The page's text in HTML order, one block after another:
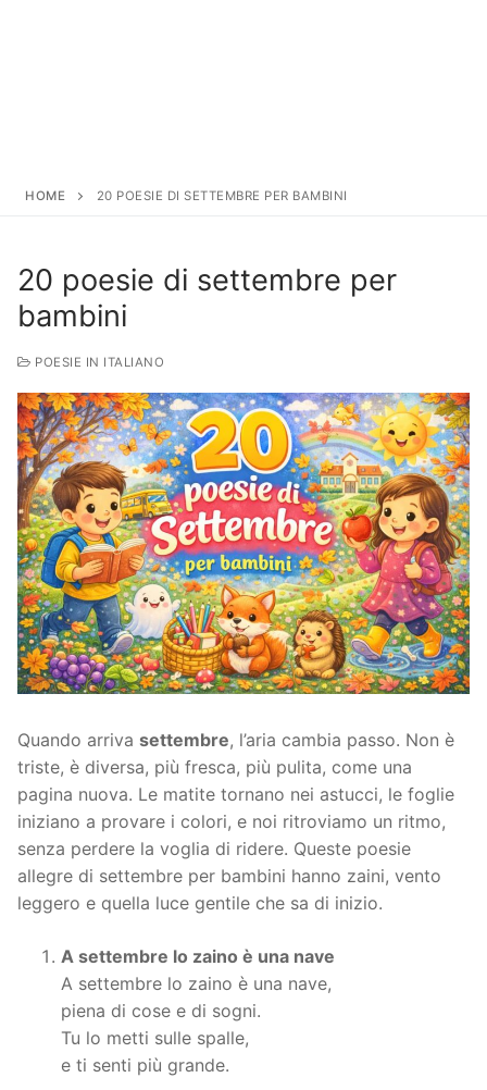
HOME 20 POESIE DI SETTEMBRE PER BAMBINI
20 poesie di settembre per
bambini
POESIE IN ITALIANO
Quando arriva settembre, l’aria cambia passo. Non è
triste, è diversa, più fresca, più pulita, come una
pagina nuova. Le matite tornano nei astucci, le foglie
iniziano a provare i colori, e noi ritroviamo un ritmo,
senza perdere la voglia di ridere. Queste poesie
allegre di settembre per bambini hanno zaini, vento
leggero e quella luce gentile che sa di inizio.
A settembre lo zaino è una nave
A settembre lo zaino è una nave,
piena di cose e di sogni.
Tu lo metti sulle spalle,
e ti senti più grande.